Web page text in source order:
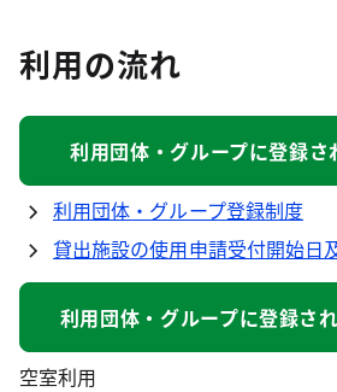
利用の流れ
利用団体・グループに登録さ
利用団体・グループ登録制度
貸出施設の使用申請受付開始日
利用団体・グループに登録さ
空室利用